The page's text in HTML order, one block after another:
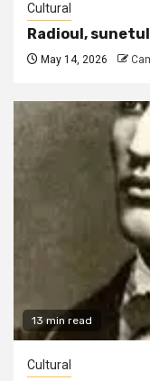
Cultural
Radioul,
May 14, 2026
13 min read
Cultural